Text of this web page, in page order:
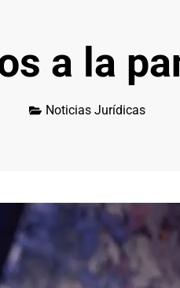
a la
Noticias Jurídicas